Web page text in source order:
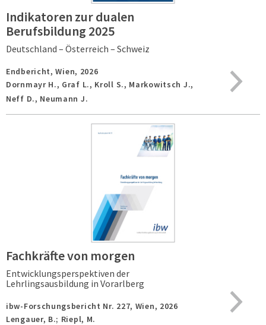
Indikatoren zur dualen
Berufsbildung 2025
Deutschland – Österreich – Schweiz
Endbericht,Wien, 2026
Dornmayr H., Graf L., Kroll S., Markowitsch J.,
Neff D., Neumann J.
Fachkräfte von morgen
Entwicklungsperspektiven der
Lehrlingsausbildung in Vorarlberg
ibw-Forschungsbericht Nr. 227, Wien, 2026
Lengauer, B.; Riepl, M.